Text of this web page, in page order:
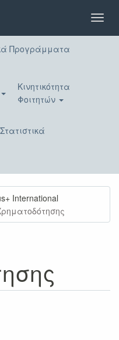
Προγράμματα
Κινητικότητα
Φοιτητών
Στατιστικά
International